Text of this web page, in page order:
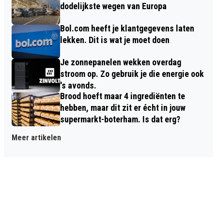
dodelijkste wegen van Europa
Bol.com heeft je klantgegevens laten
lekken. Dit is wat je moet doen
Je zonnepanelen wekken overdag
stroom op. Zo gebruik je die energie ook
's avonds.
Brood hoeft maar 4 ingrediënten te
hebben, maar dit zit er écht in jouw
supermarkt-boterham. Is dat erg?
Meer artikelen